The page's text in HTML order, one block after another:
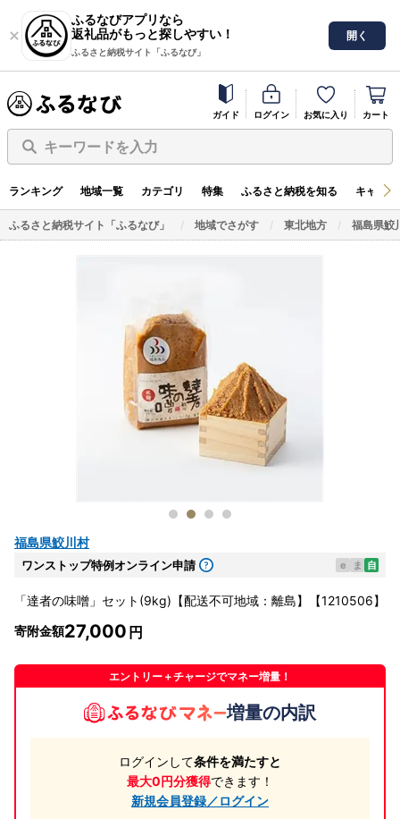
ふるなびアプリなら
返礼品がもっと探しやすい！
ふるさと納税サイト「ふるなび」
開く
ガイド ログイン お気に入り カート
キーワードを入力
ランキング 地域一覧 カテゴリ 特集 ふるさと納税を知る キャン
ふるさと納税サイト「ふるなび」 地域でさがす 東北地方 福島県鮫
福島県鮫川村
ワンストップ特例オンライン申請 e ま 自
「達者の味噌」セット(9kg)【配送不可地域：離島】【1210506】
寄附金額27,000
エントリー＋チャージでマネー増量！
増量の内訳
ログインして条件を満たすと
最大0円分獲得できます！
新規会員登録／ログイン